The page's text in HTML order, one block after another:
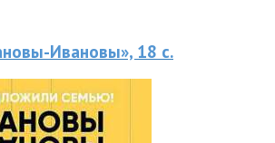
Ивановы», 18 с.